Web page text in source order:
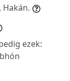
Hakán.
ezek: